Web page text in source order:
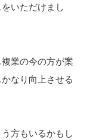
いただけまし
業の今の方が案
なり向上させる
方もいるかもし